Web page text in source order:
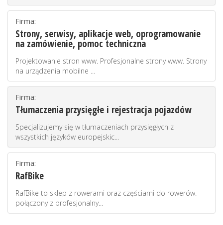
Firma:
Strony, serwisy, aplikacje web, oprogramowanie
na zamówienie, pomoc techniczna
Projektowanie stron www. Profesjonalne strony www. Strony
na urządzenia mobilne ...
Firma:
Tłumaczenia przysięgłe i rejestracja pojazdów
Specjalizujemy się w tłumaczeniach przysięgłych z
wszystkich języków europejskic...
Firma:
RafBike
RafBike to sklep z rowerami oraz częściami do rowerów.
połączony z profesjonalny...